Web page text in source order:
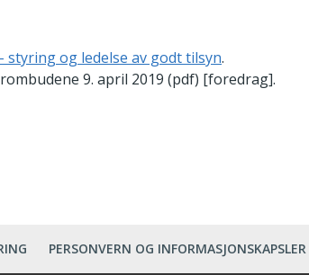
styring og ledelse av godt tilsyn.
9. april 2019 (pdf) [foredrag].
PERSONVERN OG INFORMASJONSKAPSLER